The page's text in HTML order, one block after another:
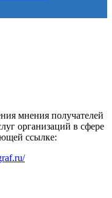
мнения получателей
организаций в сфере
ссылке: